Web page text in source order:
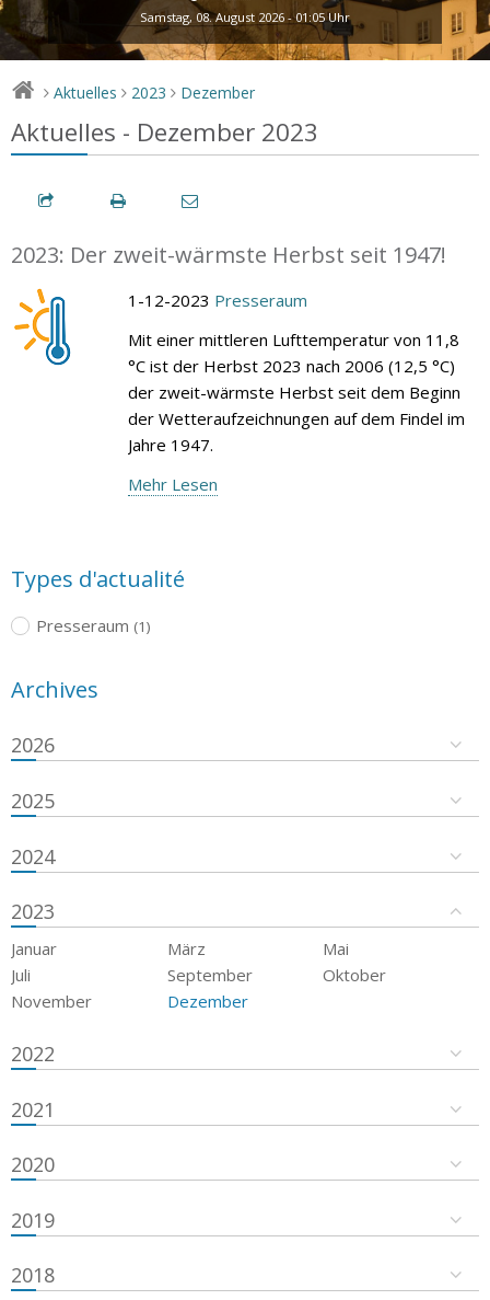
Samstag, 08. August 2026 - 01:05 Uhr
> Aktuelles > 2023 > Dezember
Aktuelles - Dezember 2023
2023: Der zweit-wärmste Herbst seit 1947!
1-12-2023 Presseraum
Mit einer mittleren Lufttemperatur von 11,8
°C ist der Herbst 2023 nach 2006 (12,5 °C)
der zweit-wärmste Herbst seit dem Beginn
der Wetteraufzeichnungen auf dem Findel im
Jahre 1947.
Mehr Lesen
Types d'actualité
Presseraum (1)
Archives
2026
2025
2024
2023
Januar März
Mai
Juli
September
Oktober
November
Dezember
2022
2021
2020
2019
2018